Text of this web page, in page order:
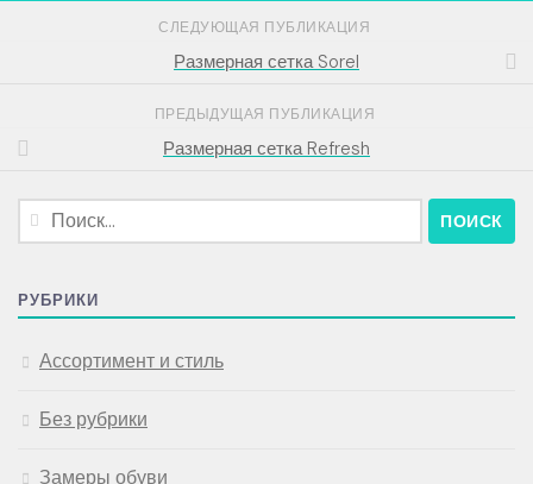
СЛЕДУЮЩАЯ ПУБЛИКАЦИЯ
Размерная сетка Sorel
ПРЕДЫДУЩАЯ ПУБЛИКАЦИЯ
Размерная сетка Refresh
Найти:
РУБРИКИ
Ассортимент и стиль
Без рубрики
Замеры обуви